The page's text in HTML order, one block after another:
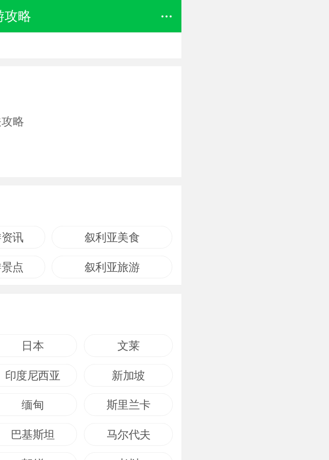
攻略
略
讯 叙利亚美食
点 叙利亚旅游
日本 文莱
印度尼西亚 新加坡
缅甸 斯里兰卡
巴基斯坦 马尔代夫